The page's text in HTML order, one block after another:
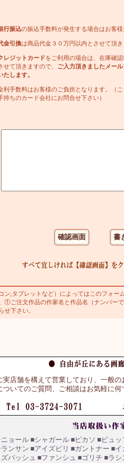
行振込の振込手数料が発生する場合はお客様
金引換は商品代金３０万円以内とさせて頂き
レジットカードをご利用の場合は、在庫確
せて頂きますので、 ご入力頂きましたメー
たします。
利手数料はお客様のご負担となります。（
持ちのカード会社にお問合せ下さい）
,タブレットなど）によってはこのフォー
①ご注文作品の作家名と作品名（ナンバ
せ下さい。
実店舗を構えて営業しており、一般
いてのご質問、ご相談はお気軽に何
ョール ■シャガール ■ピカソ ■ビュッ
ンサン ■アイズピリ ■ガントナー ■イ
バッシュ ■ファンシュ ■ゴリチ ■ラシ